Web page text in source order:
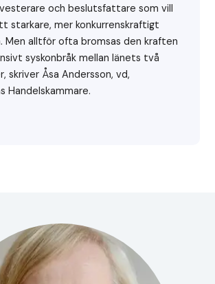
och beslutsfattare som vill
starkare, mer konkurrenskraftigt
Men alltför ofta bromsas den kraften
syskonbråk mellan länets två
skriver Åsa Andersson, vd,
Handelskammare.